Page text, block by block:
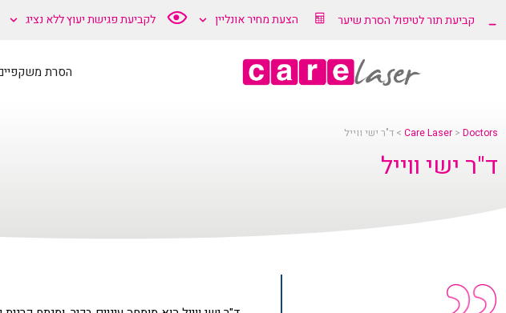
ד"ר
-
Care
Laser
קביעת תור לטיפול הסרת שיער הצעת מחיר אונליין לקביעת פגישת יעוץ ללא נציג
הסרת
Care Laser > Doctors
> ד"ר ישי ווייל
ד"ר ישי ווייל